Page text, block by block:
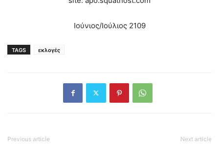
Ιούνιος/Ιούλιος 2109
TAGS εκλογές
Previous article Next article